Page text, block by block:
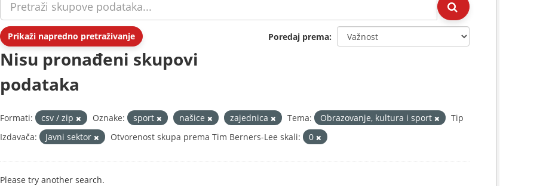
Prikaži napredno pretraživanje Poredaj prema
Nisu pronađeni skupovi
podataka
Formati: csv / zip Oznake: sport našice zajednica Tema: Obrazovanje, kultura i sport
Tip
Izdavača:
Javni sektor Otvorenost skupa prema Tim Berners-Lee skali: 0
Please try another search.